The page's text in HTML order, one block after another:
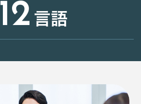
12 言語